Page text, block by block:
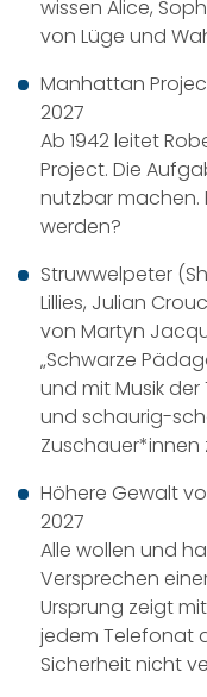
wissen Alice,
von Lüge und
Manhattan
2027
Ab 1942 leitet
Project. Die
nutzbar machen.
werden?
Struwwelpeter
Lillies, Julian
von Martyn
„Schwarze
und mit Musik der
und schaurig-
Zuschauer*innen
Höhere Gewalt
2027
Alle wollen und
Versprechen
Ursprung zeigt
jedem Telefonat
Sicherheit nicht